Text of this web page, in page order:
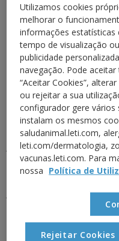
A chuva diminui de forma
pólen não só pela
menor número de horas
A falta de sol pode limitar
pode prolongar a
superfície. O vento
quantidades de pólenes.
Utilizamos cookies
melhorar o
informações estatísticas
tempo de visualização
publicidade
navegação. Pode
“Aceitar Cookies”,
ou rejeitar a sua
configurador gere vários
instalam os mesmos
saludanimal.leti.com,
leti.com/dermatologia,
vacunas.leti.com. Para
nossa Política de
Rejeitar Cookies